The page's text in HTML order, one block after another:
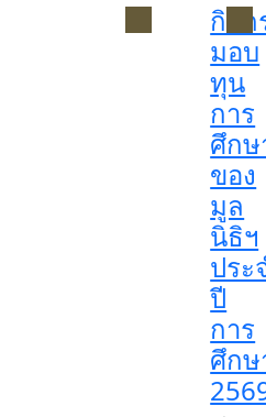
กิจก
มอบ
ทุน
การ
ศึกษ
ของ
มูล
นิธิฯ
ประ
ปี
การ
ศึกษ